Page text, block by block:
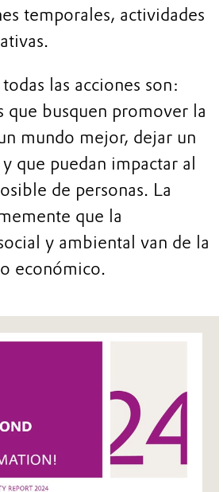
temporales, actividades
las acciones son:
que busquen promover la
mundo mejor, dejar un
que puedan impactar al
de personas. La
que la
y ambiental van de la
económico.